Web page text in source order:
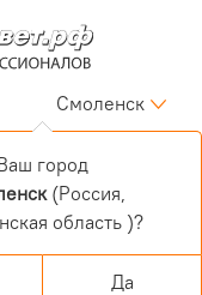
Смоленск
Войти
Регистрация
Корзина
0 позиций
город
(Россия,
область )?
Да